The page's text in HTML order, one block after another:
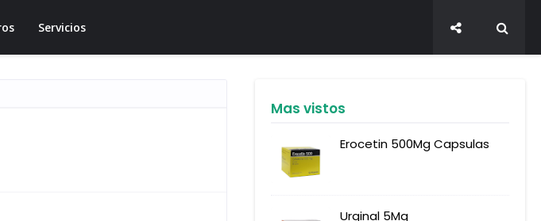
Servicios
Mas vistos
Erocetin 500Mg Capsulas
Urginal 5Mg